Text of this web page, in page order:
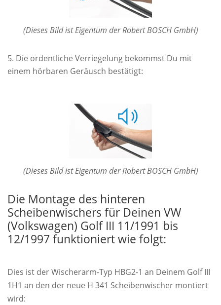
(Dieses Bild ist Eigentum der Robert BOSCH GmbH)
Die ordentliche Verriegelung bekommst Du mit
einem hörbaren Geräusch bestätigt:
(Dieses Bild ist Eigentum der Robert BOSCH GmbH)
Die Montage des hinteren
Scheibenwischers für Deinen VW
(Volkswagen) Golf III 11/1991 bis
12/1997 funktioniert wie folgt:
Dies ist der Wischerarm-Typ HBG2-1 an Deinem Golf III
1H1 an den der neue H 341 Scheibenwischer montiert
wird: